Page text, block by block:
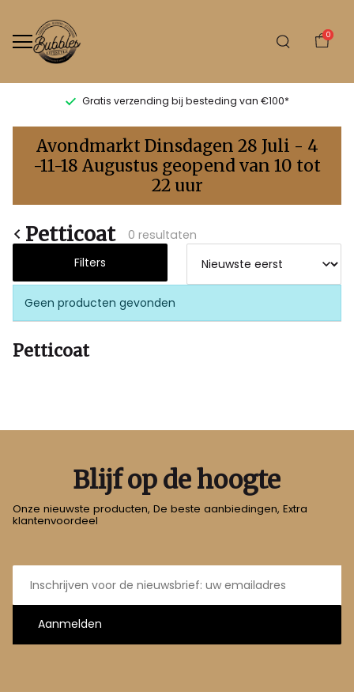
0
Gratis verzending bij besteding van €100*
Petticoat
Bubbles
Sluis
Avondmarkt Dinsdagen 28 Juli - 4
-11-18 Augustus geopend van 10 tot
22 uur
Petticoat
0 resultaten
Filters
Geen producten gevonden
Petticoat
Blijf op de hoogte
Onze nieuwste producten, De beste aanbiedingen, Extra
klantenvoordeel
E-
mailadres
Aanmelden